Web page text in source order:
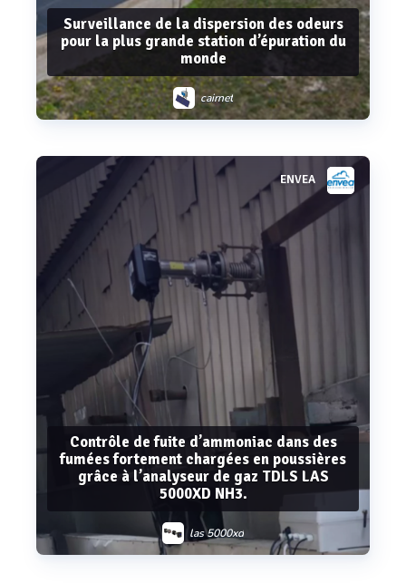
Surveillance de la dispersion des odeurs
pour la plus grande station d’épuration du
monde
cairnet
Voir plus ENVEA
Contrôle de fuite d’ammoniac dans des
fumées fortement chargées en poussières
grâce à l’analyseur de gaz TDLS LAS
5000XD NH3.
las 5000xd